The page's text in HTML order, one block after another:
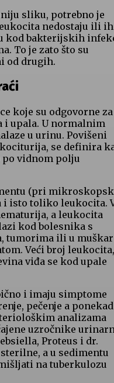
sliku, potrebno je
nedostaju ili ih
kod bakterijskih
To je zato što su
od drugih.
koje su odgovorne za
i upala. U normalnim
u urinu. Povišeni
se definira
vidnom polju
(pri
i isto toliko leukocita.
a leukocita
kod bolesnika s
tumorima ili u
Veći broj leukocita,
viđa se kod upale
i imaju simptome
pečenje a
analizama
uzročnike
Proteus i dr.
a u sedimentu
na tuberkulozu